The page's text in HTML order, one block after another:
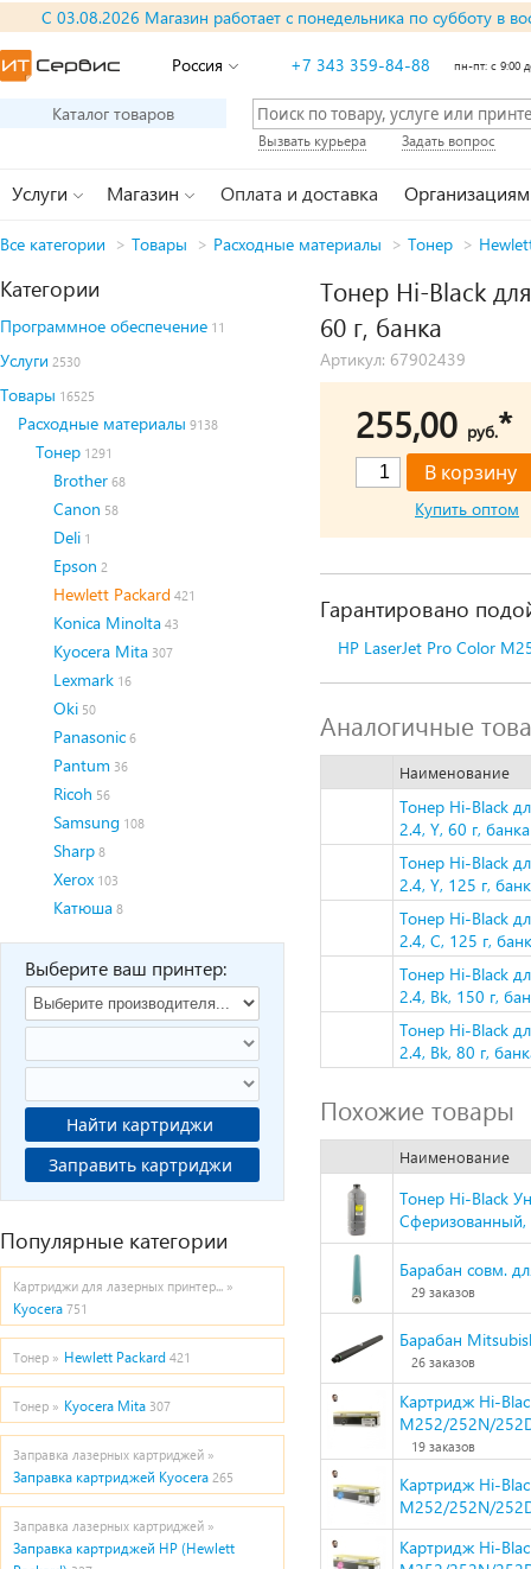
С 03.08.2026 Магазин работает с понедельника по субботу в
Россия +7 343 359-84-88 пн-пт: с 9:00
Каталог товаров
Вызвать курьера Задать вопрос
Услуги Магазин Оплата и доставка Организациям
Все категории > Товары > Расходные материалы > Тонер >
Категории
Программное обеспечение 11
Услуги 2530
Товары 16525
Расходные материалы 9138
Тонер 1291
Brother 68
Canon 58
Deli 1
Epson 2
Hewlett Packard 421
Konica Minolta 43
Kyocera Mita 307
Lexmark 16
Oki 50
Panasonic 6
Pantum 36
Ricoh 56
Samsung 108
Sharp 8
Xerox 103
Катюша 8
Выберите ваш принтер:
Найти картриджи
Заправить картриджи
Популярные категории
Картриджи для лазерных принтер... »
Kyocera 751
Тонер » Hewlett Packard 421
Тонер » Kyocera Mita 307
Заправка лазерных картриджей »
Заправка картриджей Kyocera 265
Заправка лазерных картриджей »
Заправка картриджей HP (Hewlett
Тонер Hi-Black
60 г, банка
Артикул: 67902439
255,00 руб.*
Купить оптом
Гарантировано
HP LaserJet Pro Color
Аналогичные
Наименование
Тонер Hi-Black
2.4, Y, 60 г, банка
Тонер Hi-Black
2.4, Y, 125 г,
Тонер Hi-Black
2.4, C, 125 г,
Тонер Hi-Black
2.4, Bk, 150 г,
Тонер Hi-Black
2.4, Bk, 80 г,
Похожие товары
Наименование
Тонер Hi-Black
Сферизованный,
Барабан совм.
29 заказов
Барабан
26 заказов
Картридж Hi-
M252/252N/
19 заказов
Картридж Hi-
M252/252N/
Картридж Hi-